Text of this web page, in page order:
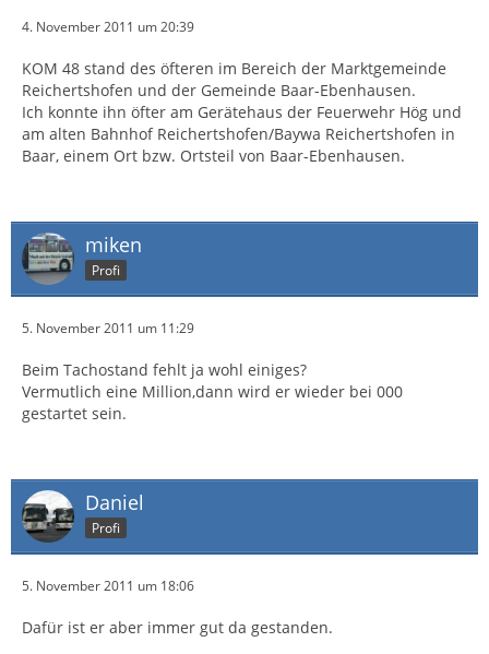
4. November 2011 um 20:39
KOM 48 stand des öfteren im Bereich der Marktgemeinde
Reichertshofen und der Gemeinde Baar-Ebenhausen.
Ich konnte ihn öfter am Gerätehaus der Feuerwehr Hög und
am alten Bahnhof Reichertshofen/Baywa Reichertshofen in
Baar, einem Ort bzw. Ortsteil von Baar-Ebenhausen.
miken
Profi
5. November 2011 um 11:29
Beim Tachostand fehlt ja wohl einiges?
Vermutlich eine Million,dann wird er wieder bei 000
gestartet sein.
Daniel
Profi
5. November 2011 um 18:06
Dafür ist er aber immer gut da gestanden.